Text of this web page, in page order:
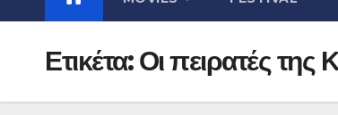
Ετικέτα:Οι πειρατές της